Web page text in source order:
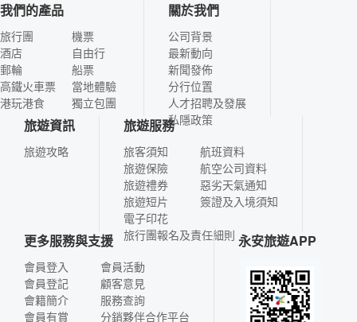
我們的產品
旅行團
酒店
郵輪
高鐵火車票
港玩港食
機票
自由行
船票
當地體驗
獨立包團
關於我們
公司背景
最新動向
新聞發佈
分行位置
人才招聘及發展
私隱政策
旅遊資訊
旅遊攻略
旅遊服務
旅客須知
旅遊保險
旅遊禮券
旅遊短片
電子印花
航班資料
航空公司資料
惡劣天氣通知
簽證及入境須知
旅行團報名及責任細則
更多服務與支援
會員登入
會員登記
會籍簡介
會員有賞
會員活動
顧客意見
服務查詢
分銷夥伴合作平台
永安旅遊APP